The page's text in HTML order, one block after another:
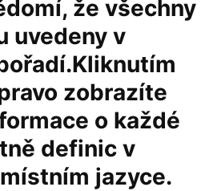
že všechny
uvedeny v
zobrazíte
o každé
definic v
jazyce.